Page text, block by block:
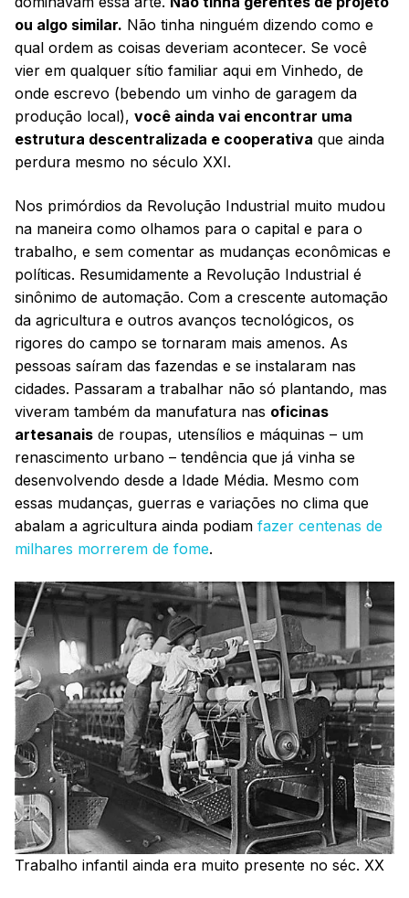
ou algo similar. Não tinha ninguém dizendo como e
qual ordem as coisas deveriam acontecer. Se você
vier em qualquer sítio familiar aqui em Vinhedo, de
onde escrevo (bebendo um vinho de garagem da
produção local), você ainda vai encontrar uma
estrutura descentralizada e cooperativa que ainda
perdura mesmo no século XXI.
Nos primórdios da Revolução Industrial muito mudou
na maneira como olhamos para o capital e para o
trabalho, e sem comentar as mudanças econômicas e
políticas. Resumidamente a Revolução Industrial é
sinônimo de automação. Com a crescente automação
da agricultura e outros avanços tecnológicos, os
rigores do campo se tornaram mais amenos. As
pessoas saíram das fazendas e se instalaram nas
cidades. Passaram a trabalhar não só plantando, mas
viveram também da manufatura nas oficinas
artesanais de roupas, utensílios e máquinas – um
renascimento urbano – tendência que já vinha se
desenvolvendo desde a Idade Média. Mesmo com
essas mudanças, guerras e variações no clima que
abalam a agricultura ainda podiam fazer centenas de
milhares morrerem de fome.
Trabalho infantil ainda era muito presente no séc. XX